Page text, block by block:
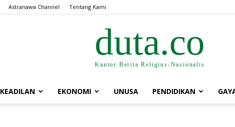
Astranawa Channel Tentang Kami
duta.co
Kantor Berita Religius-Nasionalis
KEADILAN EKONOMI UNUSA PENDIDIKAN